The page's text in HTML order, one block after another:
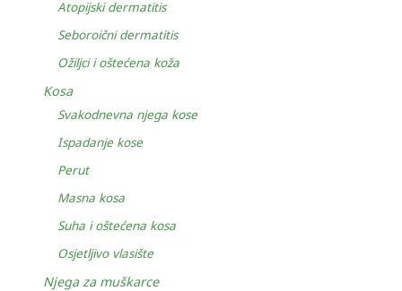
Atopijski dermatitis
Seboroični dermatitis
Ožiljci i oštećena koža
Kosa
Svakodnevna njega kose
Ispadanje kose
Perut
Masna kosa
Suha i oštećena kosa
Osjetljivo vlasište
Njega za muškarce